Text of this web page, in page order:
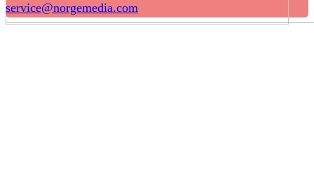
service@norgemedia.com